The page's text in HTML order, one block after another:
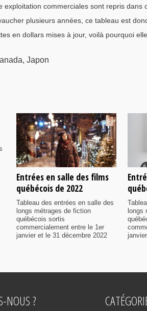
exploitation commerciales sont repris dans
plusieurs années, ce tableau est
en dollars mises à jour, voilà pourquoi
Japon
Entrées en salle des films
québécois de 2022
Tableau des entrées en salle des
longs métrages de fiction
québécois sortis
commercialement entre le 1er
janvier et le 31 décembre 2022
longs
NOUS ?